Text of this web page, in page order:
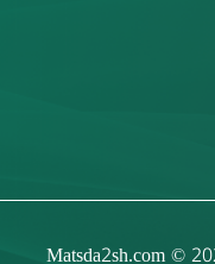
Matsda2sh.com©